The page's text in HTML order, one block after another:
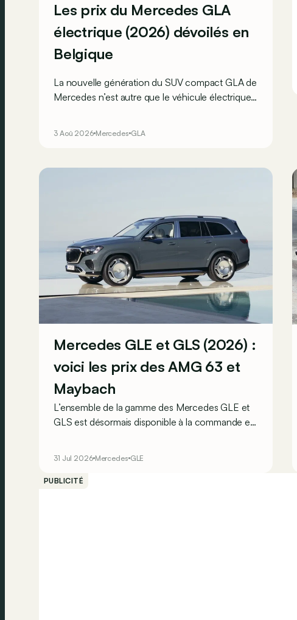
Les prix du Mercedes GLA
électrique (2026) dévoilés en
Belgique
La nouvelle génération du SUV compact GLA de
Mercedes n’est autre que le véhicule électrique
3 Aoû 2026 Mercedes GLA
Mercedes GLE et GLS (2026) :
voici les prix des AMG 63 et
Maybach
L’ensemble de la gamme des Mercedes GLE et
GLS est désormais disponible à la commande en
31 Jul 2026 Mercedes GLE
PUBLICITÉ